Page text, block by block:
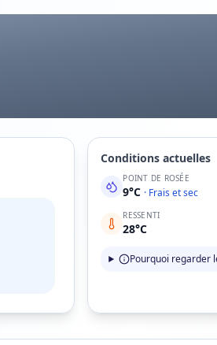
Conditions actuelles
POINT DE ROSÉE
9°C · Frais et sec
RESSENTI
28°C
Pourquoi regarder